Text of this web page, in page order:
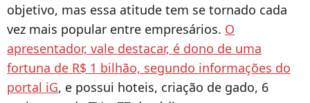
objetivo, mas essa atitude tem se tornado cada
vez mais popular entre empresários. O
apresentador, vale destacar, é dono de uma
fortuna de R$ 1 bilhão, segundo informações do
portal iG, e possui hoteis, criação de gado, 6